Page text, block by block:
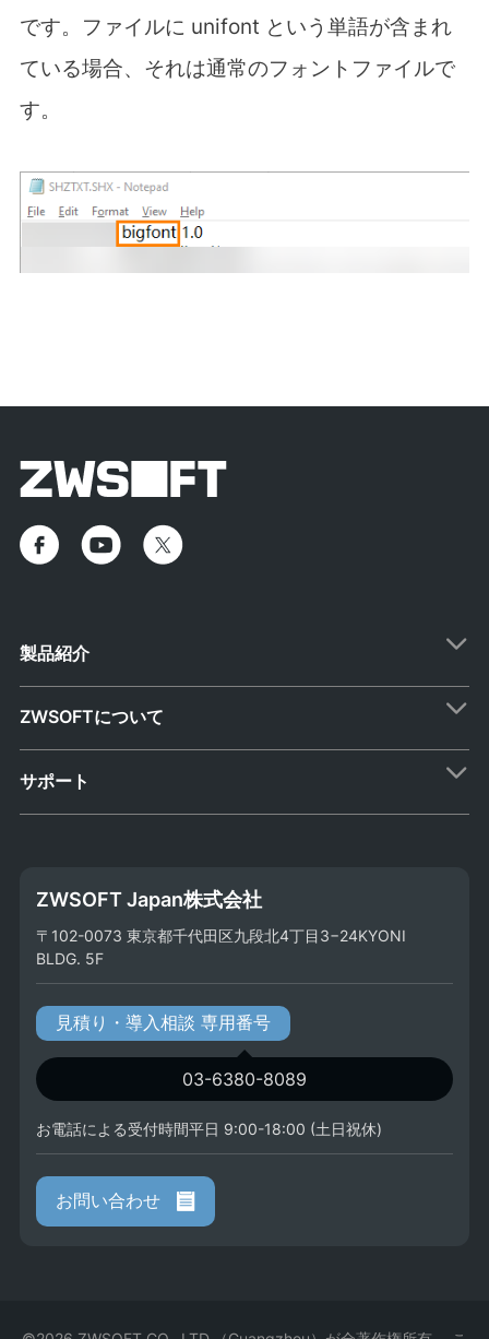
です。ファイルに unifont という単語が含まれ
ている場合、それは通常のフォントファイルで
す。
ZWSOFT Japan株式会社
〒102-0073 東京都千代田区九段北4丁目3−24KYONI
BLDG. 5F
見積り・導入相談 専用番号
03-6380-8089
お電話による受付時間平日 9:00-18:00 (土日祝休)
お問い合わせ
製品紹介
ZWSOFTについて
サポート